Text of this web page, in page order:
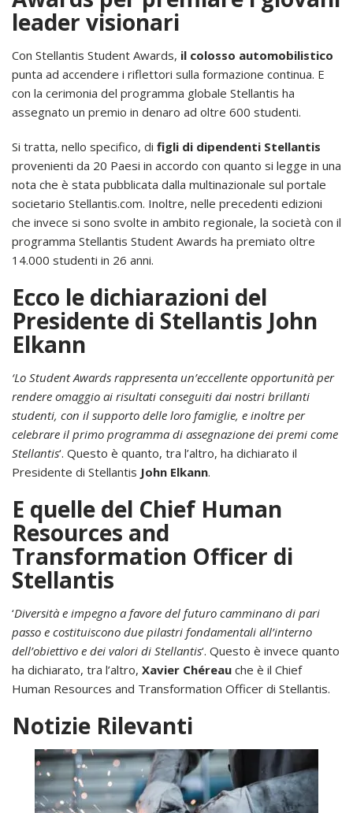
leader visionari
Con Stellantis Student Awards, il colosso automobilistico
punta ad accendere i riflettori sulla formazione continua. E
con la cerimonia del programma globale Stellantis ha
assegnato un premio in denaro ad oltre 600 studenti.
Si tratta, nello specifico, di figli di dipendenti Stellantis
provenienti da 20 Paesi in accordo con quanto si legge in una
nota che è stata pubblicata dalla multinazionale sul portale
societario Stellantis.com. Inoltre, nelle precedenti edizioni
che invece si sono svolte in ambito regionale, la società con il
programma Stellantis Student Awards ha premiato oltre
14.000 studenti in 26 anni.
Ecco le dichiarazioni del
Presidente di Stellantis John
Elkann
‘Lo Student Awards rappresenta un’eccellente opportunità per
rendere omaggio ai risultati conseguiti dai nostri brillanti
studenti, con il supporto delle loro famiglie, e inoltre per
celebrare il primo programma di assegnazione dei premi come
Stellantis‘. Questo è quanto, tra l’altro, ha dichiarato il
Presidente di Stellantis John Elkann.
E quelle del Chief Human
Resources and
Transformation Officer di
Stellantis
‘Diversità e impegno a favore del futuro camminano di pari
passo e costituiscono due pilastri fondamentali all’interno
dell’obiettivo e dei valori di Stellantis‘. Questo è invece quanto
ha dichiarato, tra l’altro, Xavier Chéreau che è il Chief
Human Resources and Transformation Officer di Stellantis.
Notizie Rilevanti